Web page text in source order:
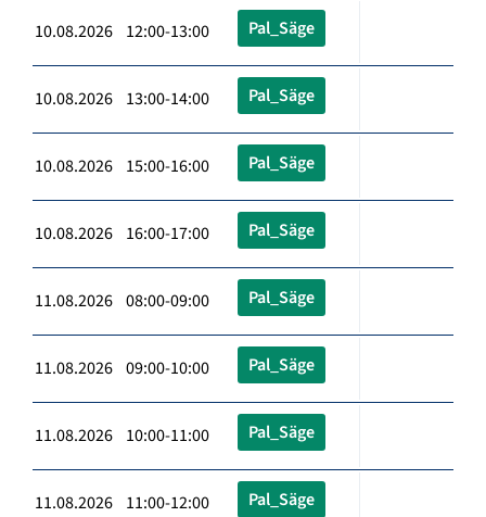
10.08.2026 12:00-13:00 Pal_Säge
10.08.2026 13:00-14:00 Pal_Säge
10.08.2026 15:00-16:00 Pal_Säge
10.08.2026 16:00-17:00 Pal_Säge
11.08.2026 08:00-09:00 Pal_Säge
11.08.2026 09:00-10:00 Pal_Säge
11.08.2026 10:00-11:00 Pal_Säge
11.08.2026 11:00-12:00 Pal_Säge